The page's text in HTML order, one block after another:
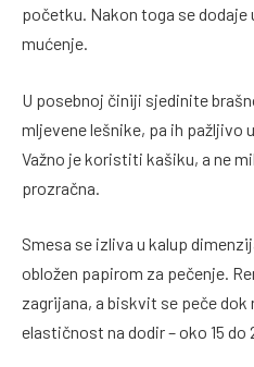
početku. Nakon toga se
mućenje.
U posebnoj činiji sjedinite
mljevene lešnike, pa ih pažljivo
Važno je koristiti kašiku, a ne
prozračna.
Smesa se izliva u kalup
obložen papirom za pečenje.
zagrijana, a biskvit se peče dok
elastičnost na dodir – oko 15 do